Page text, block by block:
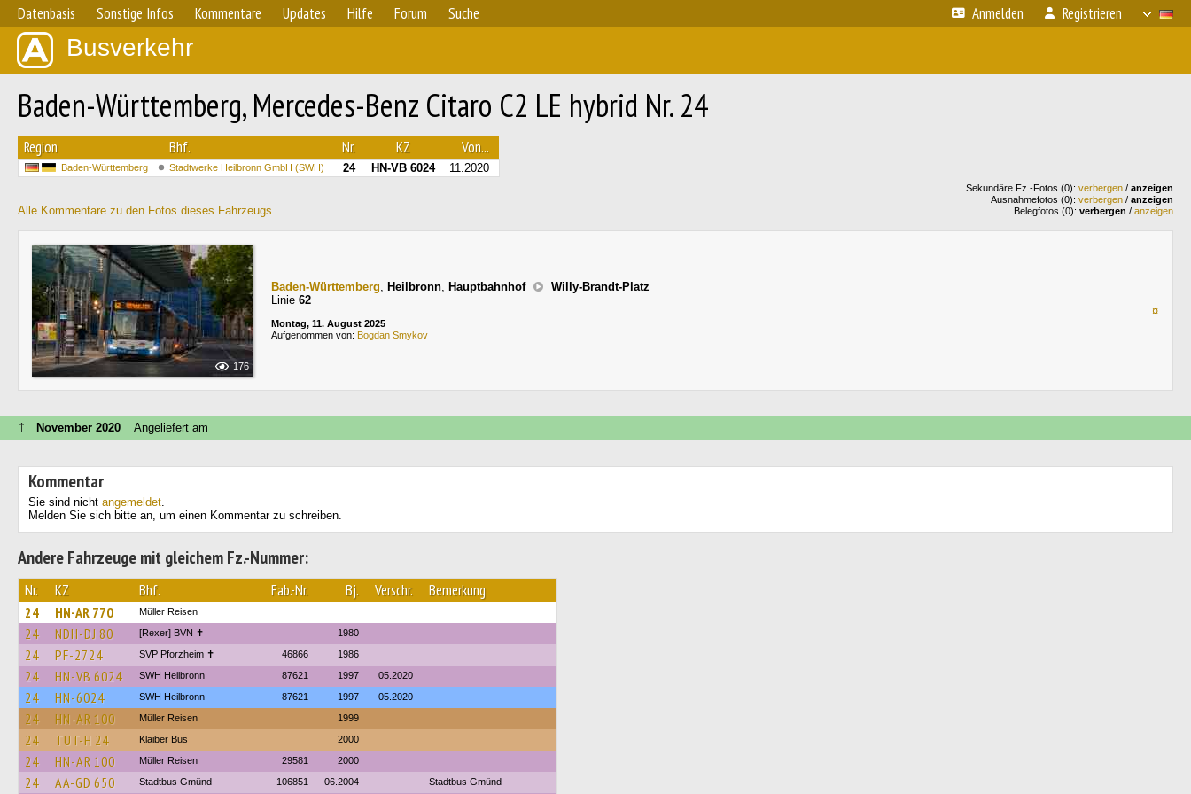
Datenbasis Sonstige Infos Kommentare Updates Hilfe Forum Suche Anmelden Registrieren
Busverkehr
Baden-Württemberg, Mercedes-Benz Citaro C2 LE hybrid Nr. 24
Region Bhf. Nr. KZ Von...
Baden-Württemberg Stadtwerke Heilbronn GmbH (SWH) 24 HN-VB 6024 11.2020
Alle Kommentare zu den Fotos dieses Fahrzeugs
Sekundäre Fz.-Fotos (0): verbergen / anzeigen
Ausnahmefotos (0): verbergen / anzeigen
Belegfotos (0): verbergen / anzeigen
176
Baden-Württemberg, Heilbronn, Hauptbahnhof
Willy-Brandt-Platz
Linie 62
Montag, 11. August 2025
Aufgenommen von: Bogdan Smykov
¤
↑ November 2020 Angeliefert am
Kommentar
Sie sind nicht angemeldet.
Melden Sie sich bitte an, um einen Kommentar zu schreiben.
Andere Fahrzeuge mit gleichem Fz.-Nummer:
Nr. KZ Bhf. Fab.-Nr. Bj. Verschr. Bemerkung
24 HN-AR 770 Müller Reisen
24 NDH-DJ 80 [Rexer] BVN ✝︎ 1980
24 PF-2724 SVP Pforzheim ✝ 46866 1986
24 HN-VB 6024 SWH Heilbronn 87621 1997 05.2020
24 HN-6024 SWH Heilbronn 87621 1997 05.2020
24 HN-AR 100 Müller Reisen 1999
24 TUT-H 24 Klaiber Bus 2000
24 HN-AR 100 Müller Reisen 29581 2000
24 AA-GD 650 Stadtbus Gmünd 106851 06.2004 Stadtbus Gmünd